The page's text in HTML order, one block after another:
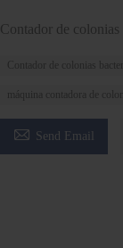
Contador de colonias
Contador de colonias
máquina contadora de
 Send Email